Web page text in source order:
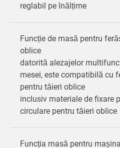
reglabil pe înălțime
Funcție de masă pentru
oblice
datorită alezajelor
mesei, este compatibilă cu
pentru tăieri oblice
inclusiv materiale de fixare
circulare pentru tăieri oblice
Funcția masă pentru